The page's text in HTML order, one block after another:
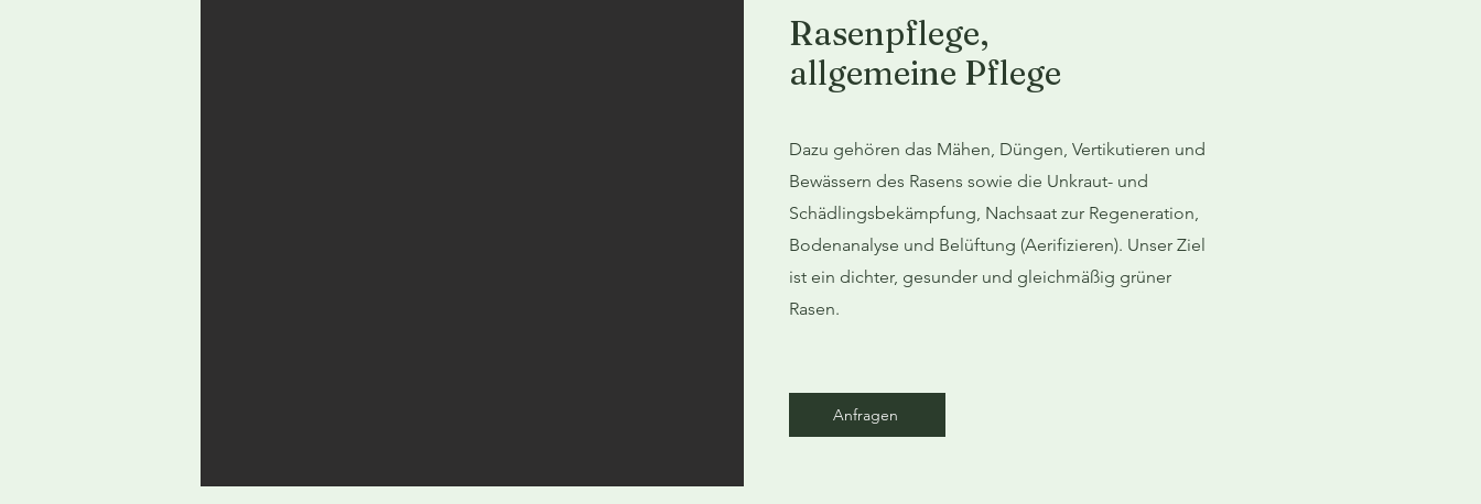
Rasenpflege,
allgemeine Pflege
Dazu gehören das Mähen, Düngen, Vertikutieren und
Bewässern des Rasens sowie die Unkraut- und
Schädlingsbekämpfung, Nachsaat zur Regeneration,
Bodenanalyse und Belüftung (Aerifizieren). Unser Ziel
ist ein dichter, gesunder und gleichmäßig grüner
Rasen.
Anfragen